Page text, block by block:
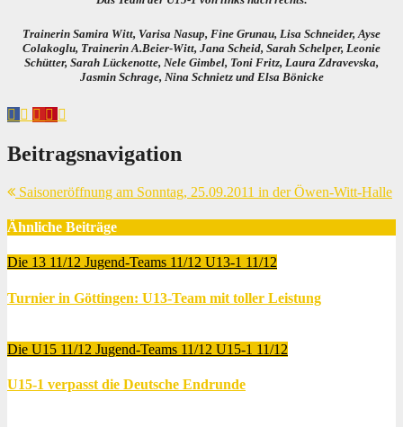
Trainerin Samira Witt, Varisa Nasup, Fine Grunau, Lisa Schneider, Ayse
Colakoglu, Trainerin A.Beier-Witt, Jana Scheid, Sarah Schelper, Leonie
Schütter, Sarah Lückenotte, Nele Gimbel, Toni Fritz, Laura Zdravevska,
Jasmin Schrage, Nina Schnietz und Elsa Bönicke
Beitragsnavigation
Saisoneröffnung am Sonntag, 25.09.2011 in der Öwen-Witt-Halle
Ähnliche Beiträge
Die 13 11/12 Jugend-Teams 11/12 U13-1 11/12
Turnier in Göttingen: U13-Team mit toller Leistung
Die U15 11/12 Jugend-Teams 11/12 U15-1 11/12
U15-1 verpasst die Deutsche Endrunde